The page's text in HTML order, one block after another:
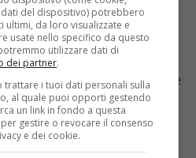
sulla città incombe un
che solo lei sembra
cittadini ignorano. Per
tutti, Asha dovrà
il Re Magnifico, il sovrano che
i desideri e i sogni dei suoi
l’aiuto di una stella del
la sua richiesta ed
del dispositivo) potrebbero
ultimi, da loro visualizzate e
usate nello specifico da questo
utilizzare dati di
dei partner.
i tuoi dati personali sulla
al quale puoi opporti gestendo
un link in fondo a questa
gestire o revocare il consenso
e dei cookie.